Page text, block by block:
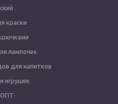
краски
лампочек
для напитков
игрушек
ОПТ